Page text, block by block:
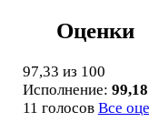
Оценки
97,33 из 100
Исполнение: 99,18
11 голосов Все